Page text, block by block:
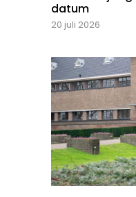
datum
20 juli 2026